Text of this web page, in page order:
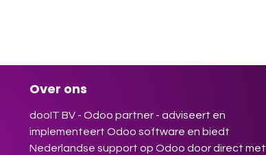
Over ons
dooIT BV - Odoo partner - adviseert en
implementeert Odoo software en biedt
Nederlandse support op Odoo door direct met